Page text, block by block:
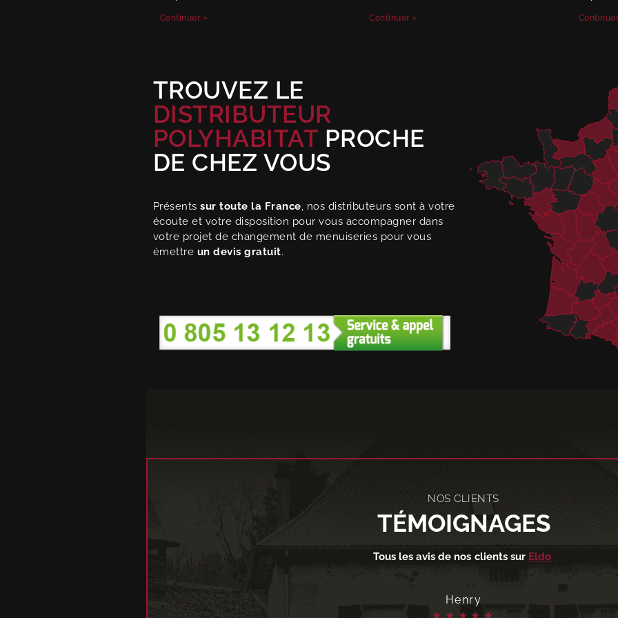
Continuer » Continuer »
TROUVEZ LE
DISTRIBUTEUR
POLYHABITAT PROCHE
DE CHEZ VOUS
Présentssur toute la France, nos distributeurs sont à votre
écoute et votre disposition pour vous accompagner dans
votre projet de changement de menuiseries pour vous
émettre un devis gratuit.
NOS CLIENTS
TÉMOIGNAGES
Tous les avis de nos clients sur Eldo
Paulo
★ ★ ★ ★ ★